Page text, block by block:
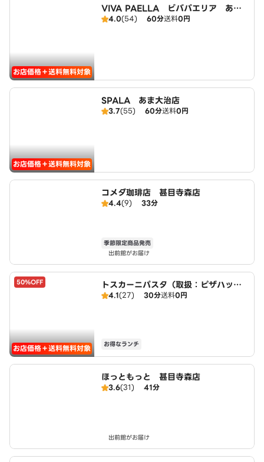
お店価格＋送料無料対象
VIVA PAELLA ビバパエリア あま
大治店
4.0(54) 60分送料0円
お店価格＋送料無料対象
SPALA あま大治店
3.7(55) 60分送料0円
コメダ珈琲店 甚目寺森店
4.4(9) 33分
季節限定商品発売
出前館がお届け
50%OFF
お店価格＋送料無料対象
トスカーニパスタ（取扱：ピザハット
甚目寺店）
4.1(27) 30分送料0円
お得なランチ
ほっともっと 甚目寺森店
3.6(31) 41分
出前館がお届け